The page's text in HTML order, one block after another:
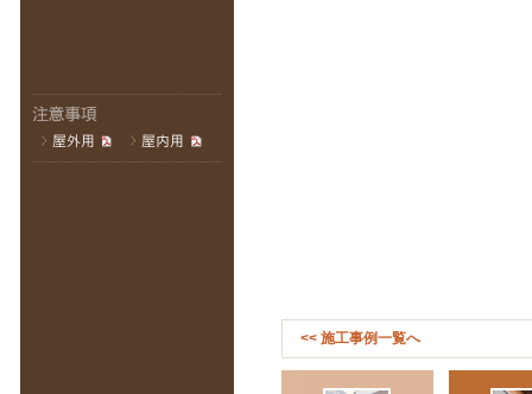
<< 施工事例一覧へ